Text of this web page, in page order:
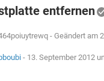
TIKTOK
IOS
INSTAGRAM
IOS
entfernen
- Geändert am
- 13. September 2012